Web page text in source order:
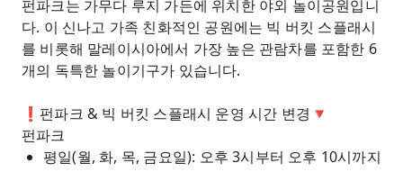
펀파크는 가무다 루지 가든에 위치한 야외 놀이공원입니
다. 이 신나고 가족 친화적인 공원에는 빅 버킷 스플래시
를 비롯해 말레이시아에서 가장 높은 관람차를 포함한 6
개의 독특한 놀이기구가 있습니다.
❗️펀파크 & 빅 버킷 스플래시 운영 시간 변경🔻
펀파크
평일(월, 화, 목, 금요일): 오후 3시부터 오후 10시까지